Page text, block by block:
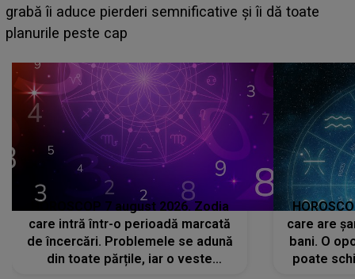
face o MĂRTURISIRE NEAȘTEPTATĂ despre mama
sa: "I-am spus și ei în față, eu nu te iubesc pentru
HOROSCOP 7 august 2026. Zodia
care intră într-o perioadă marcată
de încercări. Problemele se adună
din toate părțile, iar o veste
care are
bani. O
poate